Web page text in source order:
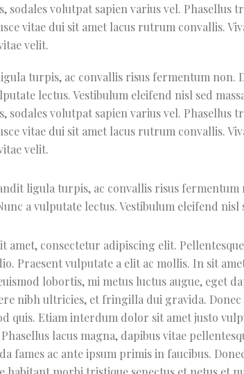
sodales volutpat sapien varius vel. Phasellus
vitae dui sit amet lacus rutrum convallis.
velit.
turpis, ac convallis risus fermentum non.
lectus. Vestibulum eleifend nisl sed
sodales volutpat sapien varius vel. Phasellus
vitae dui sit amet lacus rutrum convallis.
velit.
ligula turpis, ac convallis risus fermentum
a vulputate lectus. Vestibulum eleifend nisl
amet, consectetur adipiscing elit.
Praesent vulputate a elit ac mollis. In sit
lobortis, mi metus luctus augue, eget
nibh ultricies, et fringilla dui gravida. Donec
quis. Etiam interdum dolor sit amet justo
lacus magna, dapibus vitae
fames ac ante ipsum primis in faucibus.